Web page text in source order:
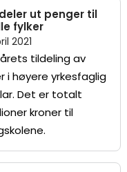
ut penger til
fylker
2021
tildeling av
i høyere yrkesfaglig
Det er totalt
kroner til